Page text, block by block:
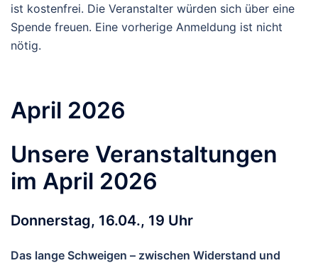
ist kostenfrei. Die Veranstalter würden sich über eine
Spende freuen. Eine vorherige Anmeldung ist nicht
nötig.
April 2026
Unsere Veranstaltungen
im April 2026
Donnerstag, 16.04., 19 Uhr
Das lange Schweigen – zwischen Widerstand und